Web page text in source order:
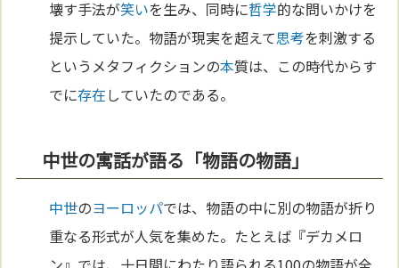
壊す手法が笑いを生み、同時に哲学的な問いかけを
提示していた。物語が現実を超えて思考を刺激する
というメタフィクションの本質は、この時代からす
でに存在していたのである。
中世の寓話が語る「物語の物語」
中世のヨーロッパでは、物語の中に別の物語が折り
重なる形式が人気を集めた。たとえば『デカメロ